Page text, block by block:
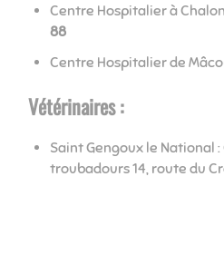
Centre Hospitalier à
88
Centre Hospitalier de
Vétérinaires:
Saint Gengoux le National
troubadours 14, route du